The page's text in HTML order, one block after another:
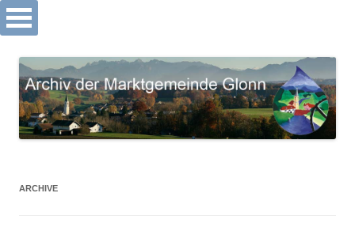
Archiv Markt Glonn
zum
Inhalt
ARCHIVE